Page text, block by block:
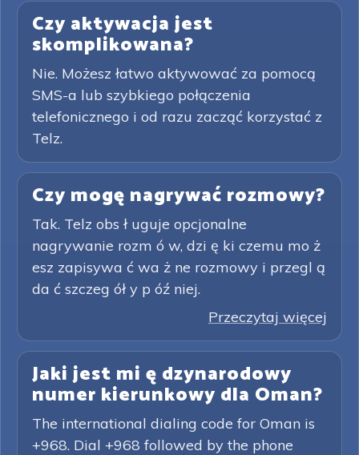
Czy aktywacja jest
skomplikowana?
Nie. Możesz łatwo aktywować za pomocą
SMS-a lub szybkiego połączenia
telefonicznego i od razu zacząć korzystać z
Telz.
Czy mogę nagrywać rozmowy?
Tak. Telz obs ł uguje opcjonalne
nagrywanie rozm ó w, dzi ę ki czemu mo ż
esz zapisywa ć wa ż ne rozmowy i przegl ą
da ć szczeg ół y p óź niej.
Przeczytaj więcej
Jaki jest mi ę dzynarodowy
numer kierunkowy dla Oman?
The international dialing code for Oman is
+968. Dial +968 followed by the phone